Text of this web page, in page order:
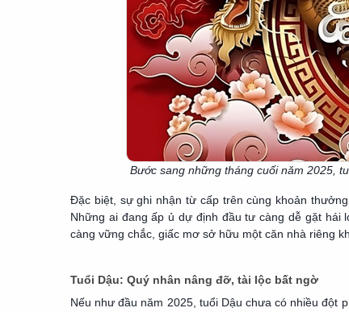
Bước sang những tháng cuối năm 2025,
Đặc biệt, sự ghi nhận từ cấp trên cùng khoản
Những ai đang ấp ủ dự định đầu tư càng dễ gặt
càng vững chắc, giấc mơ sở hữu một căn nhà riêng
Tuổi Dậu: Quý nhân nâng đỡ, tài lộc bất ngờ
Nếu như đầu năm 2025, tuổi Dậu chưa có nhiều đột